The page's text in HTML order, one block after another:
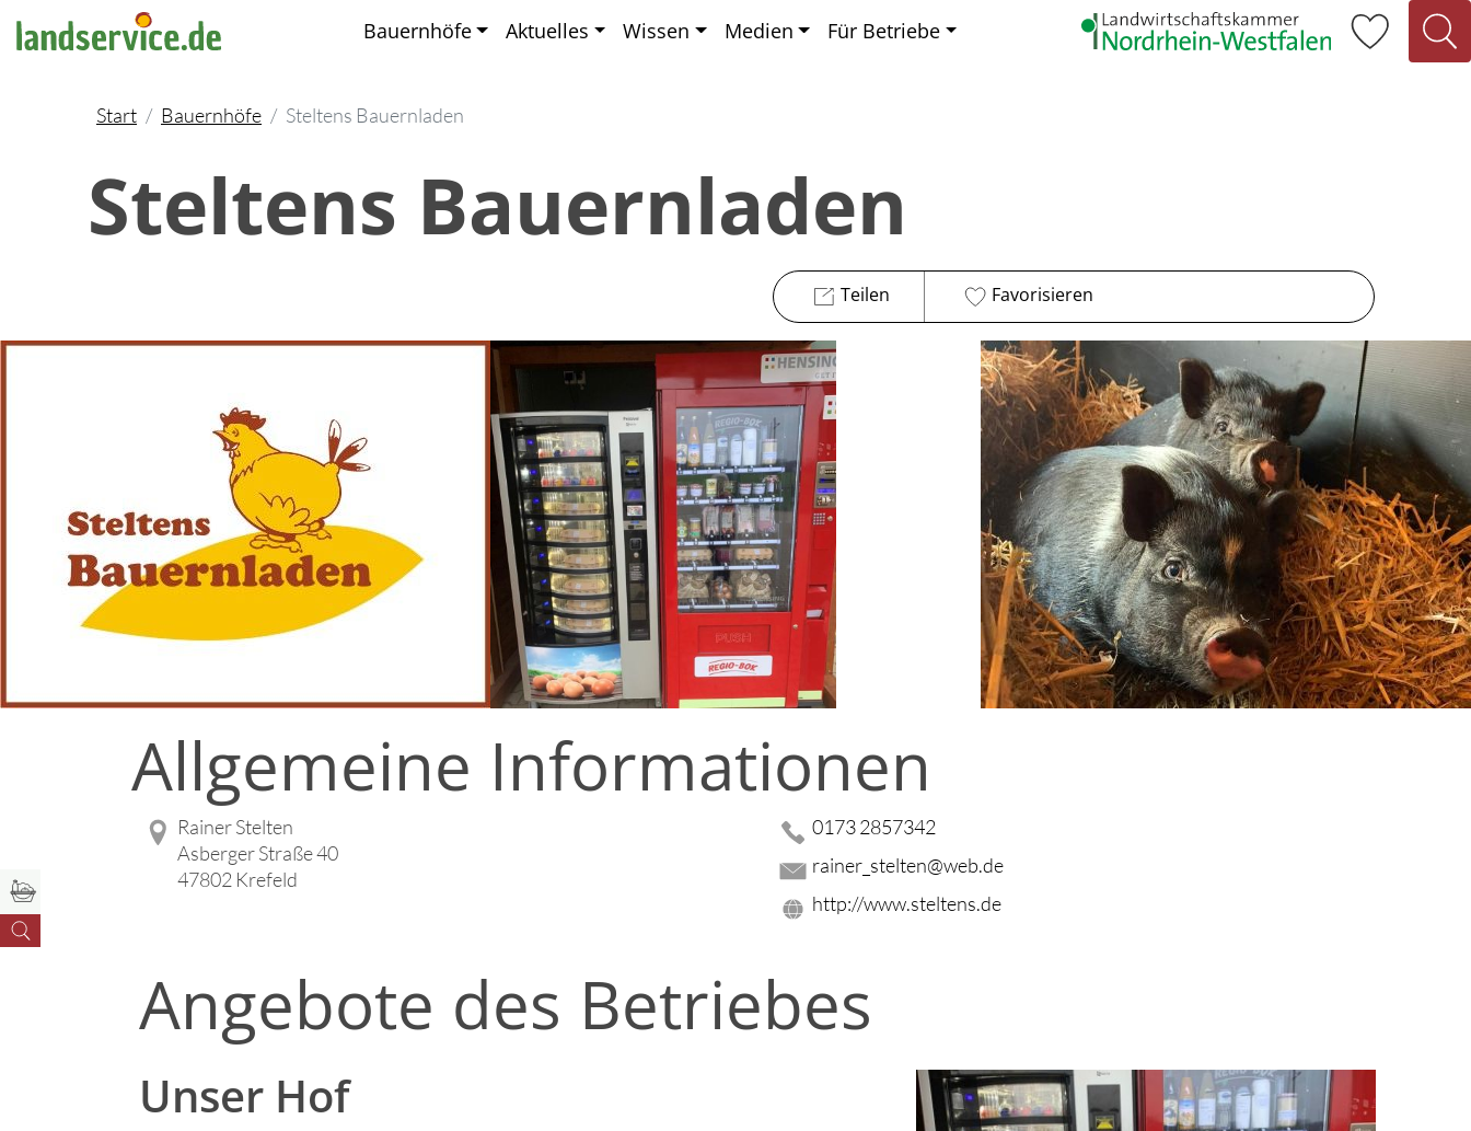
Bauernhöfe Aktuelles Wissen Medien Für Betriebe
Start Bauernhöfe Steltens Bauernladen
Steltens Bauernladen
Teilen Favorisieren
Allgemeine Informationen
Rainer Stelten
Asberger Straße 40
47802 Krefeld
0173 2857342
rainer_stelten@web.de
http://www.steltens.de
Angebote des Betriebes
Unser Hof